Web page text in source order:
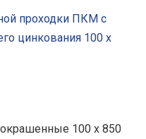
проходки ПКМ с
цинкования 100 x
100 x 850